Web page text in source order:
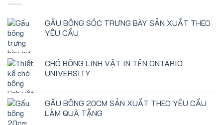
GẤU BÔNG SÓC TRƯNG BÀY SẢN XUẤT THEO
YÊU CẦU
CHÓ BÔNG LINH VẬT IN TÊN ONTARIO
UNIVERSITY
GẤU BÔNG 20CM SẢN XUẤT THEO YÊU CẦU
LÀM QUÀ TẶNG